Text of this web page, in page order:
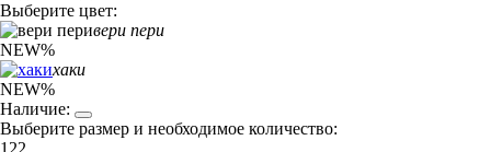
Выберите цвет:
вери пери
NEW%
хаки
NEW%
Наличие:
Выберите размер и необходимое количество: